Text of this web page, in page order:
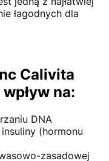
łagodnych dla
Calivita
na:
DNA
(hormonu
zasadowej